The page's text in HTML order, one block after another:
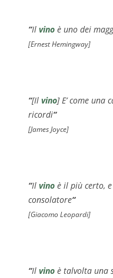
“Il vino è uno dei
[Ernest Hemingway]
“[Il vino] E’ come una
ricordi“
[James Joyce]
“Il vino è il più certo,
consolatore“
[Giacomo Leopardi]
“Il vino è talvolta una